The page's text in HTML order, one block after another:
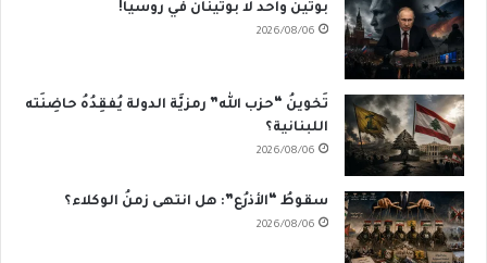
بوتين واحد لا بوتينان في روسيا!
2026/08/06
تَخوينُ “حزب الله” رمزيَّة الدولة يُفقِدُهُ حاضِنَته
اللبنانية؟
2026/08/06
سقوطُ “الأذرُع”: هل انتهى زمنُ الوكلاء؟
2026/08/06